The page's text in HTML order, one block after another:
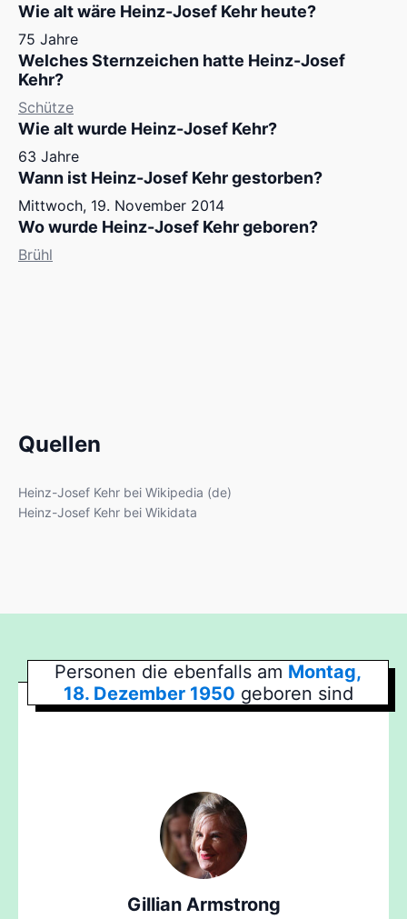
Wie alt wäre Heinz-Josef Kehr heute?
75 Jahre
Welches Sternzeichen hatte Heinz-Josef
Kehr?
Schütze
Wie alt wurde Heinz-Josef Kehr?
63 Jahre
Wann ist Heinz-Josef Kehr gestorben?
Mittwoch, 19. November 2014
Wo wurde Heinz-Josef Kehr geboren?
Brühl
Quellen
Heinz-Josef Kehr bei Wikipedia (de)
Heinz-Josef Kehr bei Wikidata
Personen die ebenfalls am Montag,
18. Dezember 1950 geboren sind
Gillian Armstrong